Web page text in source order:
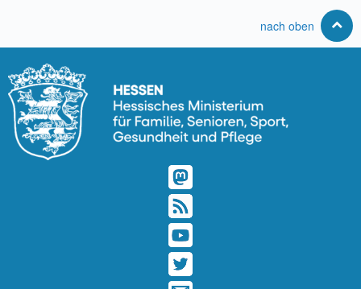
nach oben